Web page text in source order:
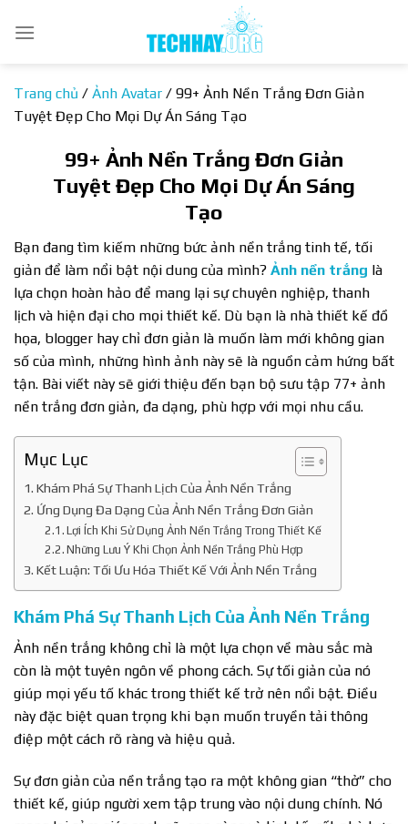
qua
Trang chủ / Ảnh Avatar / 99+ Ảnh Nền Trắng Đơn Giản
Tuyệt Đẹp Cho Mọi Dự Án Sáng Tạo
99+ Ảnh Nền Trắng Đơn Giản
Tuyệt Đẹp Cho Mọi Dự Án Sáng
Tạo
Bạn đang tìm kiếm những bức ảnh nền trắng tinh tế, tối
giản để làm nổi bật nội dung của mình? Ảnh nền trắng là
lựa chọn hoàn hảo để mang lại sự chuyên nghiệp, thanh
lịch và hiện đại cho mọi thiết kế. Dù bạn là nhà thiết kế đồ
họa, blogger hay chỉ đơn giản là muốn làm mới không gian
số của mình, những hình ảnh này sẽ là nguồn cảm hứng bất
tận. Bài viết này sẽ giới thiệu đến bạn bộ sưu tập 77+ ảnh
nền trắng đơn giản, đa dạng, phù hợp với mọi nhu cầu.
Mục Lục
Khám Phá Sự Thanh Lịch Của Ảnh Nền Trắng
Ứng Dụng Đa Dạng Của Ảnh Nền Trắng Đơn Giản
Lợi Ích Khi Sử Dụng Ảnh Nền Trắng Trong Thiết Kế
Những Lưu Ý Khi Chọn Ảnh Nền Trắng Phù Hợp
Kết Luận: Tối Ưu Hóa Thiết Kế Với Ảnh Nền Trắng
Khám Phá Sự Thanh Lịch Của Ảnh Nền Trắng
Ảnh nền trắng không chỉ là một lựa chọn về màu sắc mà
còn là một tuyên ngôn về phong cách. Sự tối giản của nó
giúp mọi yếu tố khác trong thiết kế trở nên nổi bật. Điều
này đặc biệt quan trọng khi bạn muốn truyền tải thông
điệp một cách rõ ràng và hiệu quả.
Sự đơn giản của nền trắng tạo ra một không gian “thở” cho
thiết kế, giúp người xem tập trung vào nội dung chính. Nó